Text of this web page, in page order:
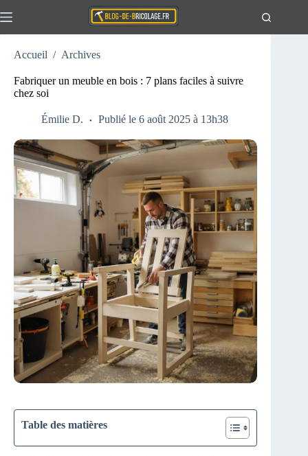
au
Aucun
Actualités
Maison
Accueil / Archives
Fabriquer un meuble en bois : 7 plans faciles à suivre
chez soi
Émilie D. Publié le 6 août 2025 à 13h38
Table des matières